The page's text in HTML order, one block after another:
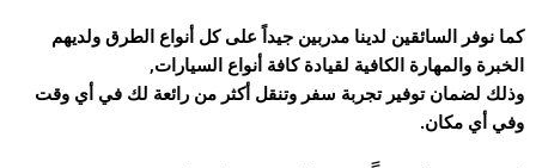
كما نوفر السائقين لدينا مدربين جيداً على كل أنواع الطرق ولديهم
الخبرة والمهارة الكافية لقيادة كافة أنواع السيارات,
وذلك لضمان توفير تجربة سفر وتنقل أكثر من رائعة لك في أي وقت
وفي أي مكان.